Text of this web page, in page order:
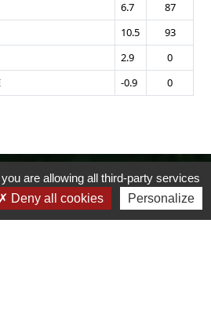
6.7
87
10.5
93
2.9
0
-0.9 0
you are allowing all third-party services
Deny all cookies Personalize